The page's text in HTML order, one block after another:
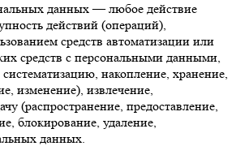
данных — любое действие
действий (операций),
средств автоматизации или
средств с персональными данными,
накопление, хранение,
изменение), извлечение,
(распространение, предоставление,
блокирование, удаление,
данных.